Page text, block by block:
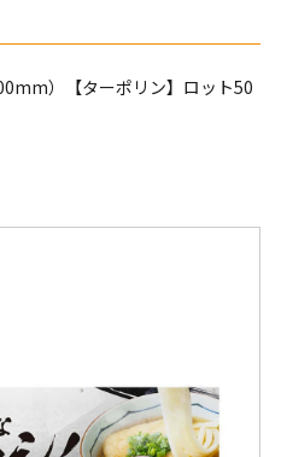
）【ターポリン】ロット50